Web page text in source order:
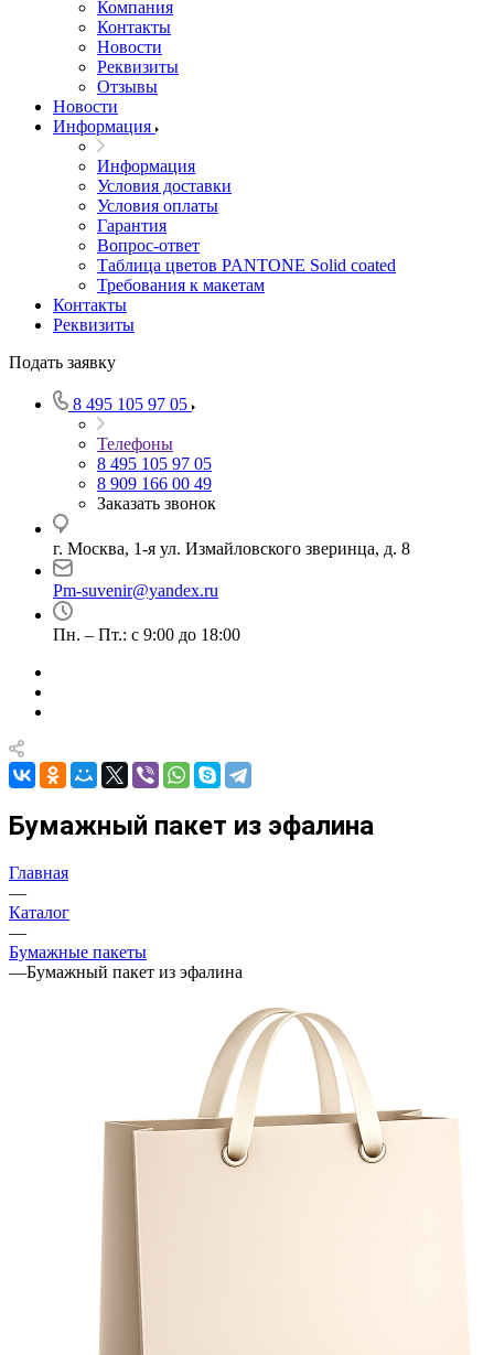
Компания
Контакты
Новости
Реквизиты
Отзывы
Новости
Информация
Информация
Условия доставки
Условия оплаты
Гарантия
Вопрос-ответ
Таблица цветов PANTONE Solid coated
Требования к макетам
Контакты
Реквизиты
Подать заявку
8 495 105 97 05
Телефоны
8 495 105 97 05
8 909 166 00 49
Заказать звонок
г. Москва, 1-я ул. Измайловского зверинца, д. 8
Pm-suvenir@yandex.ru
Пн. – Пт.: с 9:00 до 18:00
Бумажный пакет из эфалина
Главная
—
Каталог
—
Бумажные пакеты
—Бумажный пакет из эфалина